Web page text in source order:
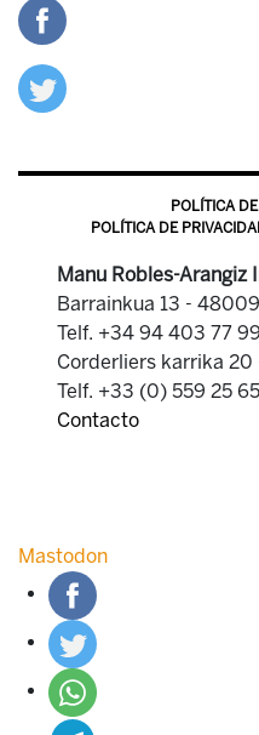
POLÍTICA
POLÍTICA DE
Manu Robles-Arangiz
Barrainkua 13 -
Telf. +34 94 403 77 99
Corderliers karrika 20
Telf. +33 (0) 559 25
Contacto
Mastodon